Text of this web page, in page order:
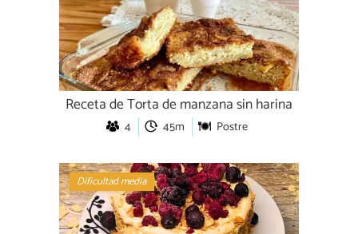
Receta de Torta de manzana sin harina
4 45m Postre
Dificultad media